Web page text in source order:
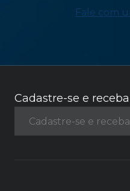
Fale com
Cadastre-se e